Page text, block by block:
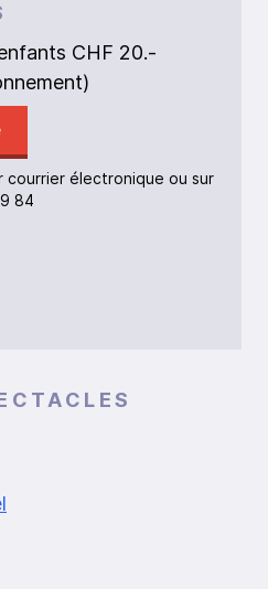
CHF 20.-
courrier électronique ou sur
84